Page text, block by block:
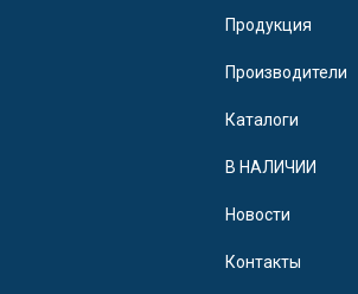
Продукция
Производители
Каталоги
В НАЛИЧИИ
Новости
Контакты